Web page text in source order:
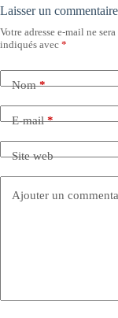
Laisser un commentaire
Votre adresse e-mail ne
indiqués avec *
Nom*
E-mail*
Site web
Ajouter un